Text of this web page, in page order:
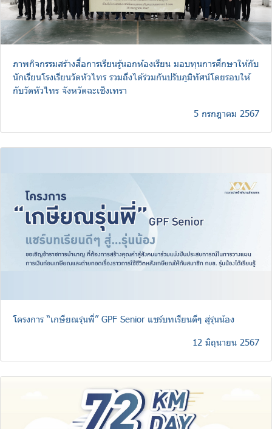
ภาพกิจกรรมสร้างสื่อการเรียนรู้นอกห้องเรียน มอบทุนการศึกษาให้กับ
นักเรียนโรงเรียนวัดหัวไทร รวมถึงได้ร่วมกันปรับภูมิทัศน์โดยรอบให้
กับวัดหัวไทร จังหวัดฉะเชิงเทรา
5 กรกฎาคม 2567
โครงการ “เกษียณรุ่นพี่” GPF Senior แชร์บทเรียนดีๆ สู่รุ่นน้อง
12 มิถุนายน 2567